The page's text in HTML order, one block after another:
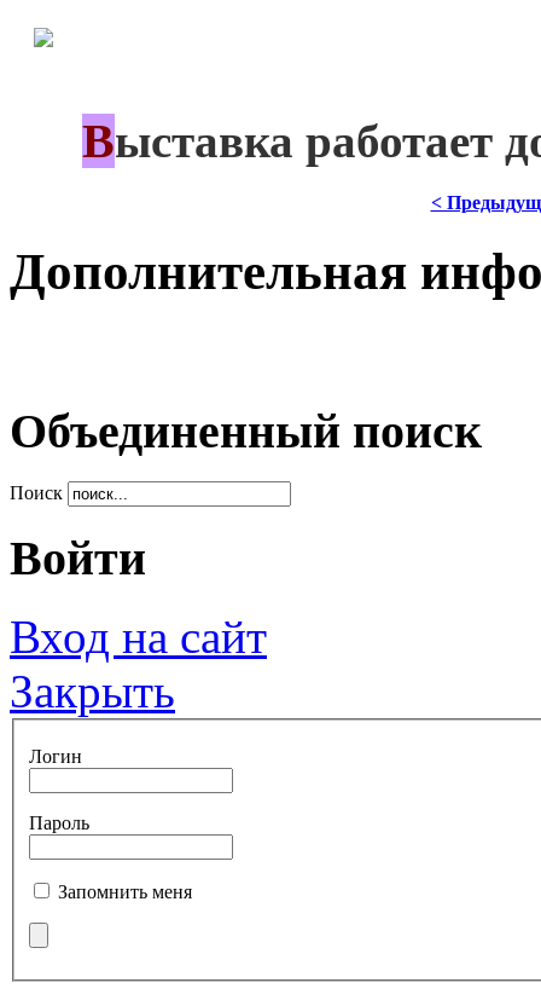
Выставка работает
<
Дополнительная
Объединенный поиск
Поиск
Войти
Вход на сайт
Закрыть
Логин
Пароль
Запомнить меня